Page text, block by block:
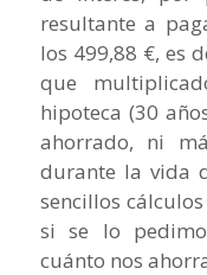
resultante a
los 499,88 €, es
que
hipoteca (30
ahorrado, ni
durante la vida
sencillos
si se lo
cuánto nos